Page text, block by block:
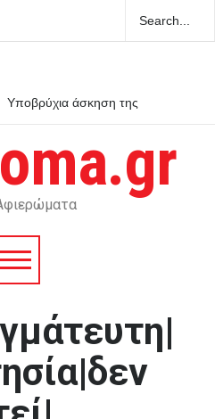
Υποβρύχια άσκηση της